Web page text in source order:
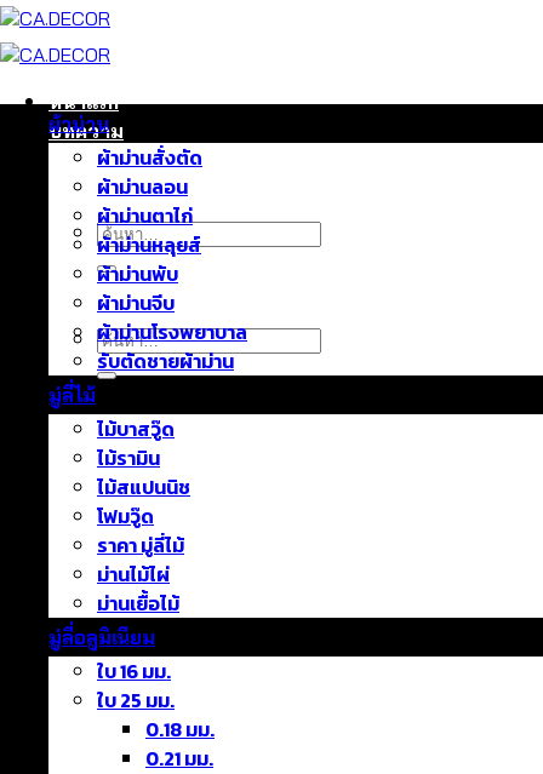
ข้าม
ยัง
หน้าแรก
บทความ
ติดต่อเรา
เกี่ยวกับเรา
ค้นหา:
ค้นหา:
ผ้าม่าน
ผ้าม่านสั่งตัด
ผ้าม่านลอน
ผ้าม่านตาไก่
ผ้าม่านหลุยส์
ผ้าม่านพับ
ผ้าม่านจีบ
ผ้าม่านโรงพยาบาล
รับตัดชายผ้าม่าน
มู่ลี่ไม้
ไม้บาสวู๊ด
ไม้รามิน
ไม้สแปนนิช
โฟมวู๊ด
ราคา มู่ลี่ไม้
ม่านไม้ไผ่
ม่านเยื้อไม้
มู่ลี่อลูมิเนียม
ใบ 16 มม.
ใบ 25 มม.
0.18 มม.
0.21 มม.